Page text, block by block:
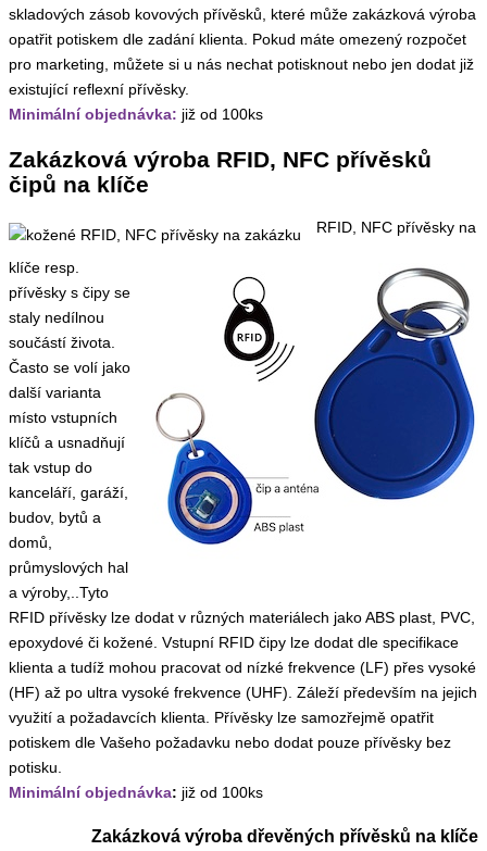
skladových zásob kovových přívěsků, které může zakázková výroba
opatřit potiskem dle zadání klienta. Pokud máte omezený rozpočet
pro marketing, můžete si u nás nechat potisknout nebo jen dodat již
existující reflexní přívěsky.
Minimální objednávka: již od 100ks
Zakázková výroba RFID, NFC přívěsků
čipů na klíče
RFID, NFC přívěsky na
klíče resp.
přívěsky s čipy se
staly nedílnou
součástí života.
Často se volí jako
další varianta
místo vstupních
klíčů a usnadňují
tak vstup do
kanceláří, garáží,
budov, bytů a
domů,
průmyslových hal
a výroby,..Tyto
RFID přívěsky lze dodat v různých materiálech jako ABS plast, PVC,
epoxydové či kožené. Vstupní RFID čipy lze dodat dle specifikace
klienta a tudíž mohou pracovat od nízké frekvence (LF) přes vysoké
(HF) až po ultra vysoké frekvence (UHF). Záleží především na jejich
využití a požadavcích klienta. Přívěsky lze samozřejmě opatřit
potiskem dle Vašeho požadavku nebo dodat pouze přívěsky bez
potisku.
Minimální objednávka: již od 100ks
Zakázková výroba dřevěných přívěsků na klíče